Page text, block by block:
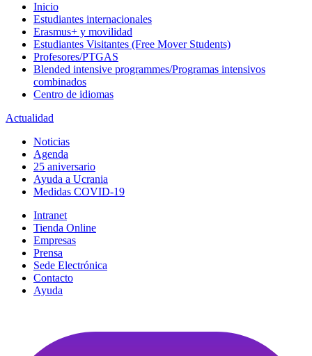
Inicio
Estudiantes internacionales
Erasmus+ y movilidad
Estudiantes Visitantes (Free Mover Students)
Profesores/PTGAS
Blended intensive programmes/Programas intensivos
combinados
Centro de idiomas
Actualidad
Noticias
Agenda
25 aniversario
Ayuda a Ucrania
Medidas COVID-19
Intranet
Tienda Online
Empresas
Prensa
Sede Electrónica
Contacto
Ayuda